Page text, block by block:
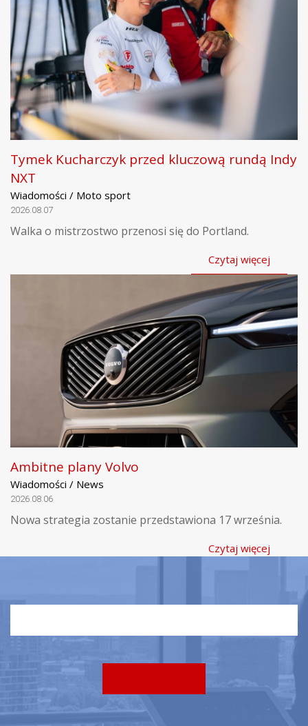
Tymek Kucharczyk przed kluczową rundą Indy
NXT
Wiadomości / Moto sport
2026.08.07
Walka o mistrzostwo przenosi się do Portland.
Czytaj więcej
Ambitne plany Volvo
Wiadomości / News
2026.08.06
Nowa strategia zostanie przedstawiona 17 września.
Czytaj więcej